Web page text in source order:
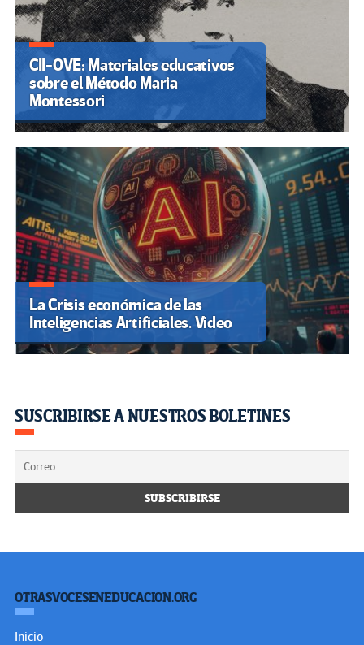
CII-OVE: Materiales educativos
sobre el Método Maria
Montessori
La Crisis económica de las
Inteligencias Artificiales. Video
SUSCRIBIRSE A NUESTROS BOLETINES
OTRASVOCESENEDUCACION.ORG
Inicio